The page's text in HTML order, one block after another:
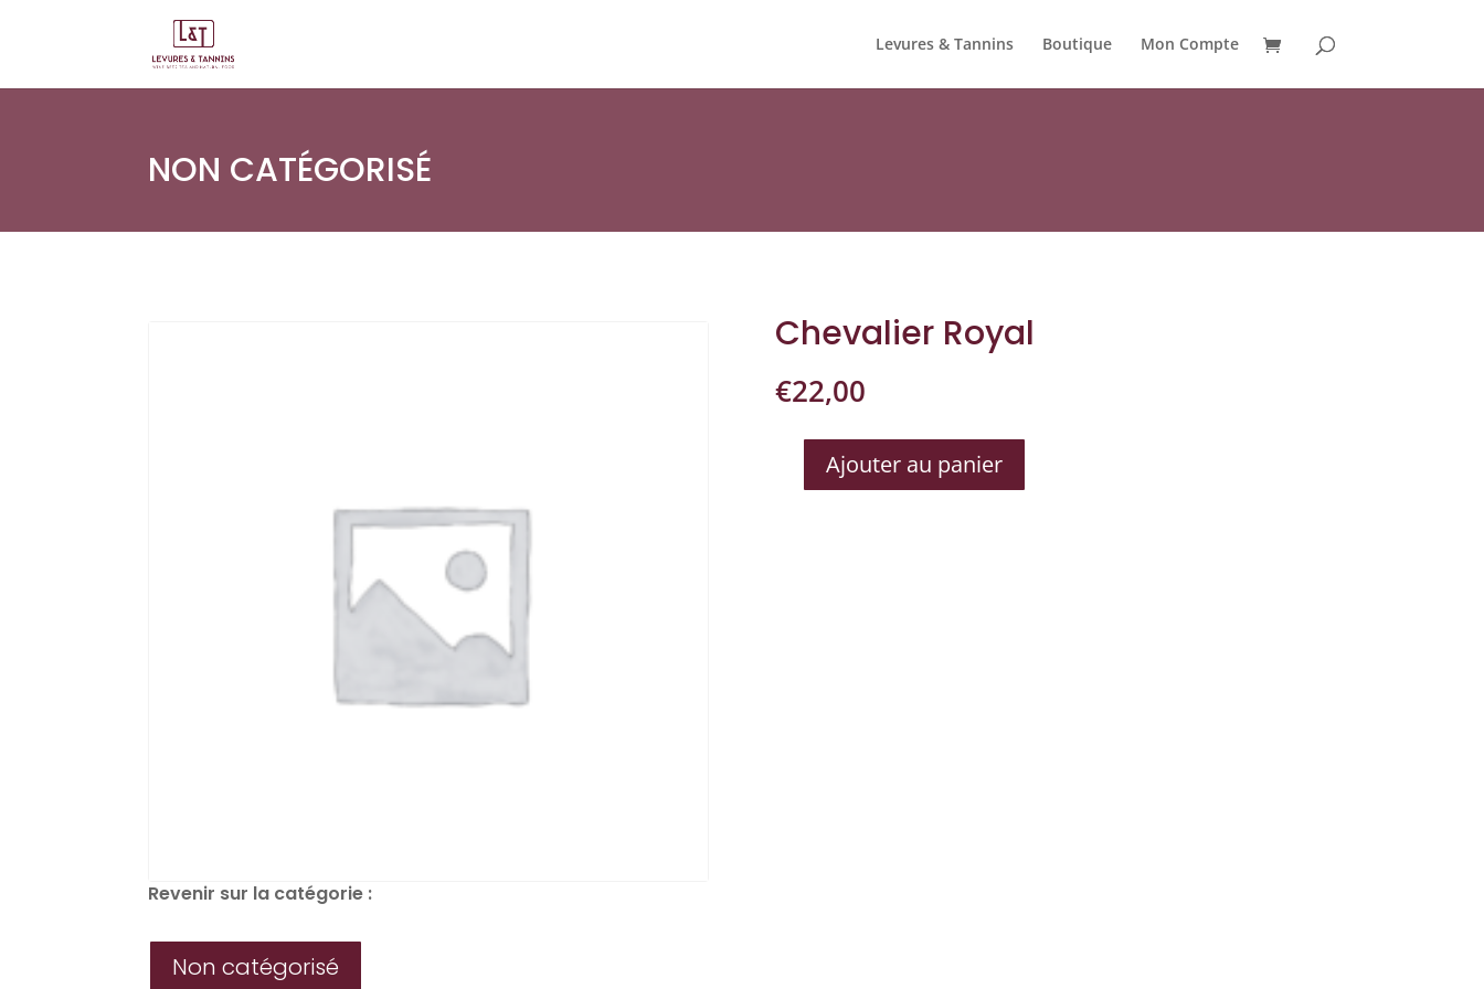
Levures & Tannins Boutique Mon Compte
NON CATÉGORISÉ
Revenir sur la catégorie :
Non catégorisé
Chevalier Royal
€22,00
QUANTITÉAjouter au panier